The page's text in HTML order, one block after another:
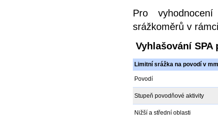
Pro
srážkoměrů v
Vyhlašování
Limitní srážka na povodí v
Povodí
Stupeň povodňové aktivity
Nižší a střední oblasti